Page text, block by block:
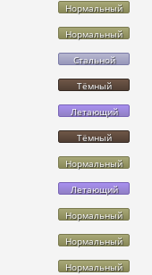
Нормальный
Нормальный
Стальной
Тёмный
Летающий
Тёмный
Нормальный
Летающий
Нормальный
Нормальный
Нормальный